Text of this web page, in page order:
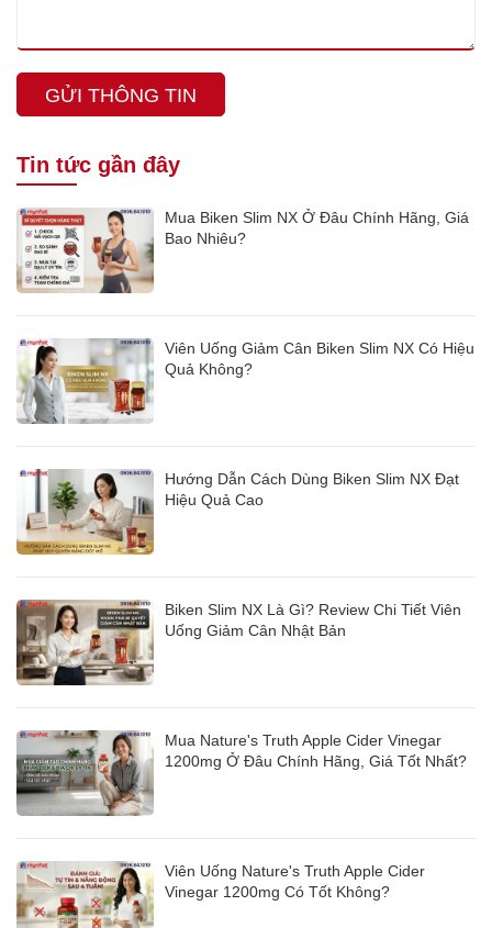
GỬI THÔNG TIN
Tin tức gần đây
Mua Biken Slim NX Ở Đâu Chính Hãng, Giá
Bao Nhiêu?
Viên Uống Giảm Cân Biken Slim NX Có Hiệu
Quả Không?
Hướng Dẫn Cách Dùng Biken Slim NX Đạt
Hiệu Quả Cao
Biken Slim NX Là Gì? Review Chi Tiết Viên
Uống Giảm Cân Nhật Bản
Mua Nature's Truth Apple Cider Vinegar
1200mg Ở Đâu Chính Hãng, Giá Tốt Nhất?
Viên Uống Nature's Truth Apple Cider
Vinegar 1200mg Có Tốt Không?